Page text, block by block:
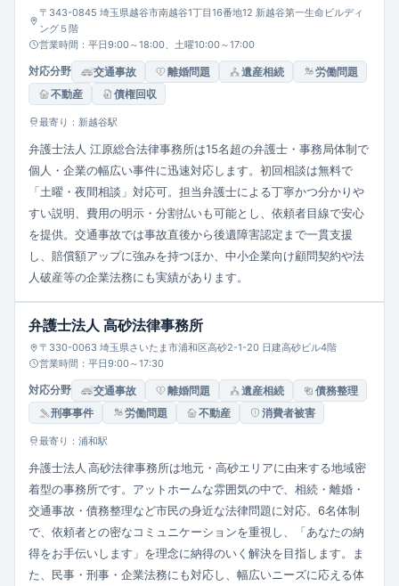
〒343-0845 埼玉県越谷市南越谷1丁目16番地12 新越谷第一生命ビルディ
ング５階
営業時間：平日9:00～18:00、土曜10:00～17:00
対応分野 交通事故 離婚問題 遺産相続
労働問題
不動産
債権回収
最寄り：新越谷駅
弁護士法人 江原総合法律事務所は15名超の弁護士・事務局体制で
個人・企業の幅広い事件に迅速対応します。初回相談は無料で
「土曜・夜間相談」対応可。担当弁護士による丁寧かつ分かりや
すい説明、費用の明示・分割払いも可能とし、依頼者目線で安心
を提供。交通事故では事故直後から後遺障害認定まで一貫支援
し、賠償額アップに強みを持つほか、中小企業向け顧問契約や法
人破産等の企業法務にも実績があります。
弁護士法人 高砂法律事務所
〒330-0063 埼玉県さいたま市浦和区高砂2-1-20 日建高砂ビル4階
営業時間：平日9:00～17:30
対応分野 交通事故 離婚問題 遺産相続
債務整理
刑事事件
労働問題 不動産 消費者被害
最寄り：浦和駅
弁護士法人 高砂法律事務所は地元・高砂エリアに由来する地域密
着型の事務所です。アットホームな雰囲気の中で、相続・離婚・
交通事故・債務整理など市民の身近な法律問題に対応。6名体制
で、依頼者との密なコミュニケーションを重視し、「あなたの納
得をお手伝いします」を理念に納得のいく解決を目指します。ま
た、民事・刑事・企業法務にも対応し、幅広いニーズに応える体